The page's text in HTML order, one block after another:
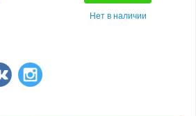
Нет в наличии